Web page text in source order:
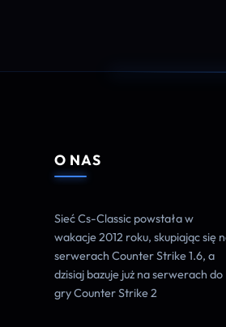
O NAS
Sieć Cs-Classic powstała w
wakacje 2012 roku, skupiając się
serwerach Counter Strike 1.6, a
dzisiaj bazuje już na serwerach do
gry Counter Strike 2